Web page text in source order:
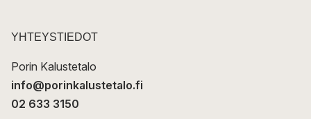
t
YHTEYSTIEDOT
Porin Kalustetalo
info@porinkalustetalo.fi
02 633 3150